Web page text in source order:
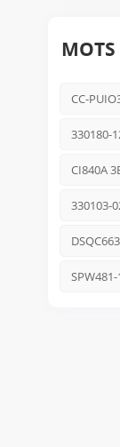
MOTS
CC-
330180-
CI840A
330103-
SPW481-